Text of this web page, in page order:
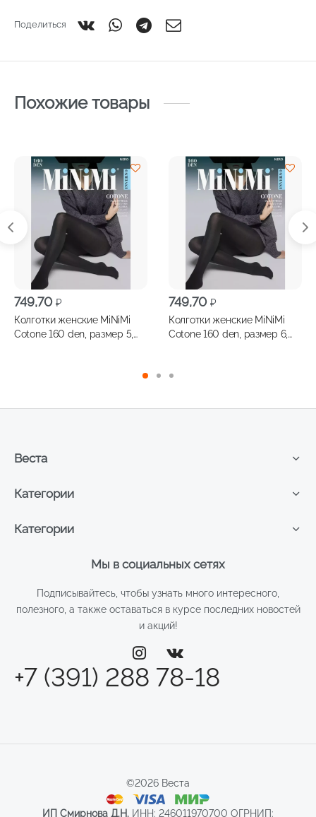
Поделиться
Похожие товары
749,70 ₽
Колготки женские MiNiMi
Cotone 160 den, размер 5,
749,70 ₽
Колготки женские MiNiMi
Cotone 160 den, размер 6,
Мы в социальных сетях
Подписывайтесь, чтобы узнать много интересного,
полезного, а также оставаться в курсе последних новостей
и акций!
+7 (391) 288 78-18
Категории
Категории
Веста
©2026 Веста
ИП Смирнова Д.Н. ИНН: 246011970700 ОГРНИП: